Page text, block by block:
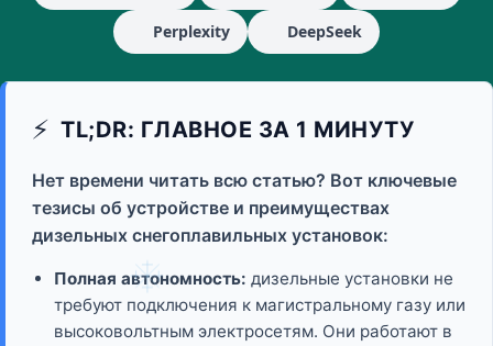
Perplexity DeepSeek
⚡ TL;DR: ГЛАВНОЕ ЗА 1 МИНУТУ
Нет времени читать всю статью? Вот ключевые
тезисы об устройстве и преимуществах
дизельных снегоплавильных установок:
Полная автономность: дизельные установки не
требуют подключения к магистральному газу или
высоковольтным электросетям. Они работают в